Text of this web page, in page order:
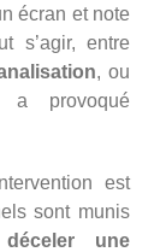
écran et note
s’agir, entre
, ou
a provoqué
est
sont munis
déceler une